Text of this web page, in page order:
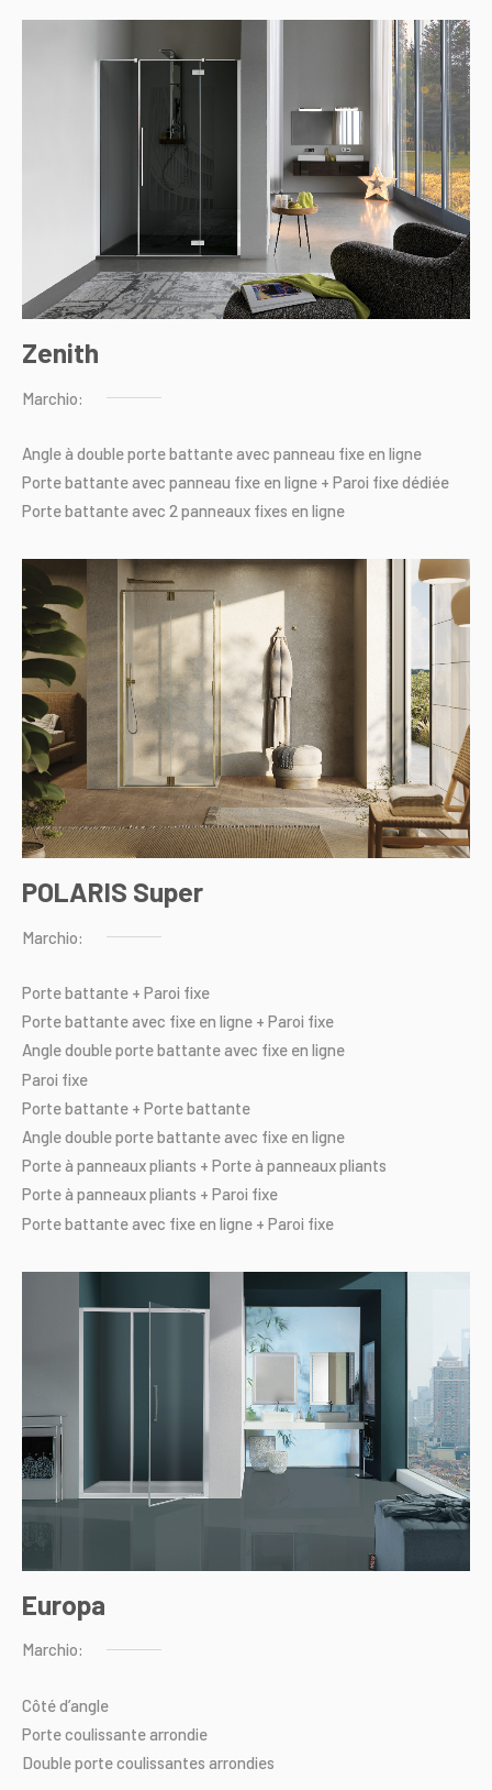
Zenith
Marchio:
Angleà doubleportebattanteavec panneau fixe en ligne
Portebattanteavec panneau fixe en ligne + Paroi fixedédiée
Portebattanteavec 2 panneaux fixes en ligne
POLARIS Super
Marchio:
Portebattante + Paroi fixe
Portebattanteavec fixe en ligne + Paroi fixe
Angledoubleportebattanteavec fixe en ligne
Paroi fixe
Portebattante + Portebattante
Angledoubleportebattanteavec fixe en ligne
Porteà panneauxpliants + Porteà panneauxpliants
Porteà panneauxpliants + Paroi fixe
Portebattanteavec fixe en ligne + Paroi fixe
Europa
Marchio:
Côtéd’angle
Portecoulissantearrondie
Doubleportecoulissantes arrondies